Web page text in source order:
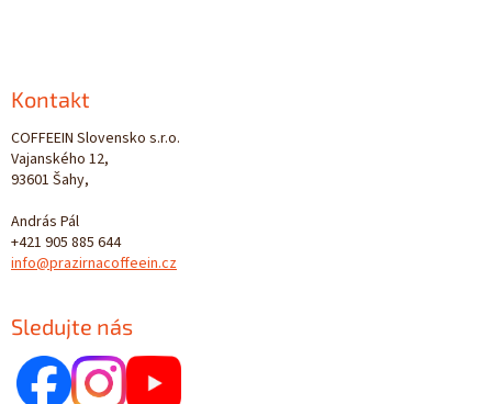
Kontakt
COFFEEIN Slovensko s.r.o.
Vajanského 12,
93601 Šahy,
András Pál
+421 905 885 644
info@prazirnacoffeein.cz
Sledujte nás